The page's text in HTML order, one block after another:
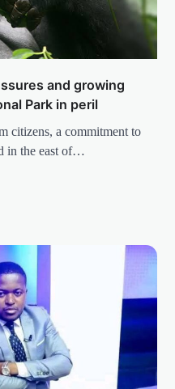
and growing
Park in peril
citizens, a commitment to
in the east of…